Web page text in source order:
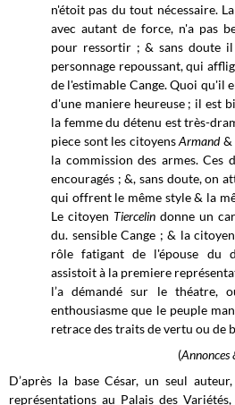
n'étoit pas du tout nécessaire.
avec autant de force, n'a pas
pour ressortir ; & sans doute
personnage repoussant, qui
de l'estimable Cange. Quoi qu'il
d'une maniere heureuse ; il est
la femme du détenu est très-
piece sont les citoyensArmand&
la commission des armes. Ces
encouragés ; &, sans doute, on
qui offrent le même style & la
Le citoyen Tiercelin donne un
du. sensible Cange ; & la
rôle fatigant de l'épouse du
assistoit à la premiere
l’a démandé sur le théatre,
enthousiasme que le peuple
retrace des traits de vertu ou de
(Annonces
D’après la base César, un seul
représentations au Palais des